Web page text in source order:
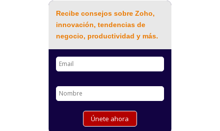
Recibe consejos sobre Zoho,
innovación, tendencias de
negocio, productividad y más.